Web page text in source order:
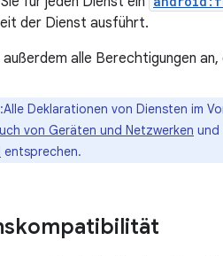
der Dienst ausführt.
außerdem alle Berechtigungen
:Alle Deklarationen von Diensten im
von Geräten und Netzwerken und
entsprechen.